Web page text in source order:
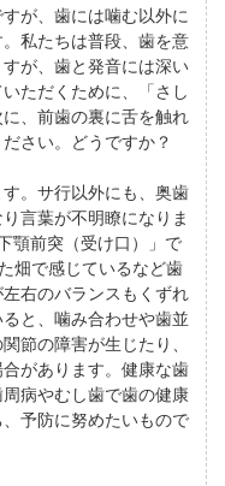
が、歯には噛む以外に
私たちは普段、歯を意
が、歯と発音には深い
ただくために、「さし
、前歯の裏に舌を触れ
さい。どうですか？
。サ行以外にも、奥歯
言葉が不明瞭になりま
顎前突（受け口）」で
畑で感じているなど歯
右のバランスもくずれ
と、噛み合わせや歯並
節の障害が生じたり、
があります。健康な歯
病やむし歯で歯の健康
予防に努めたいもので